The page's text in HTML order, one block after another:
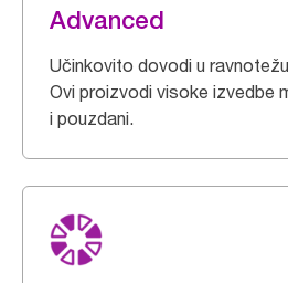
Advanced
Učinkovito dovodi u
Ovi proizvodi visoke izvedbe
i pouzdani.